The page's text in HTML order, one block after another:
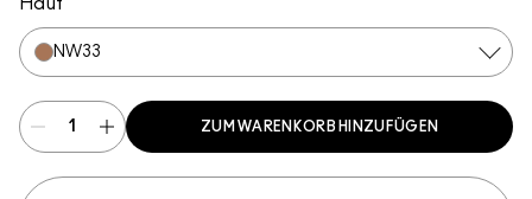
NW33
ZUM WARENKORB HINZUFÜGEN